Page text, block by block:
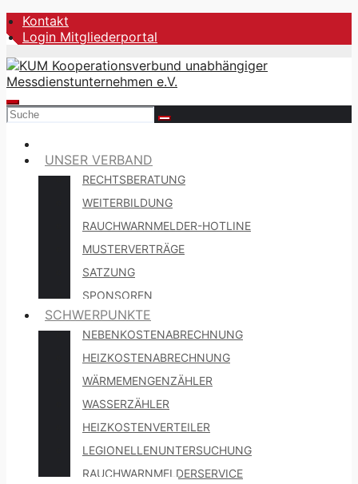
Zum
Inhalt
Kontakt
Login Mitgliederportal
UNSER VERBAND
RECHTSBERATUNG
WEITERBILDUNG
RAUCHWARNMELDER-HOTLINE
MUSTERVERTRÄGE
SATZUNG
SPONSOREN
SCHWERPUNKTE
NEBENKOSTENABRECHNUNG
HEIZKOSTENABRECHNUNG
WÄRMEMENGENZÄHLER
WASSERZÄHLER
HEIZKOSTENVERTEILER
LEGIONELLENUNTERSUCHUNG
RAUCHWARNMELDERSERVICE